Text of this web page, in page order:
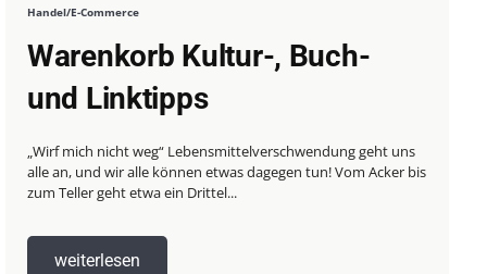
Handel/E-Commerce
Warenkorb Kultur-, Buch-
und Linktipps
„Wirf mich nicht weg“ Lebensmittelverschwendung geht uns
alle an, und wir alle können etwas dagegen tun! Vom Acker bis
zum Teller geht etwa ein Drittel...
weiterlesen